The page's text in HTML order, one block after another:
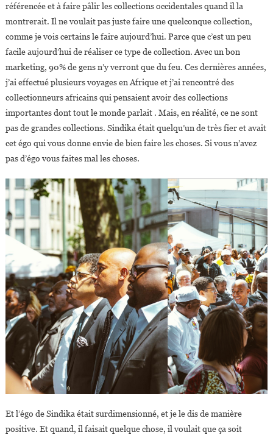
référencée et à faire pâlir les collections occidentales quand il la
montrerait. Il ne voulait pas juste faire une quelconque collection,
comme je vois certains le faire aujourd’hui. Parce que c’est un peu
facile aujourd’hui de réaliser ce type de collection. Avec un bon
marketing, 90% de gens n’y verront que du feu. Ces dernières années,
j’ai effectué plusieurs voyages en Afrique et j’ai rencontré des
collectionneurs africains qui pensaient avoir des collections
importantes dont tout le monde parlait . Mais, en réalité, ce ne sont
pas de grandes collections. Sindika était quelqu’un de très fier et avait
cet égo qui vous donne envie de bien faire les choses. Si vous n’avez
pas d’égo vous faites mal les choses.
Et l’égo de Sindika était surdimensionné, et je le dis de manière
positive. Et quand, il faisait quelque chose, il voulait que ça soit